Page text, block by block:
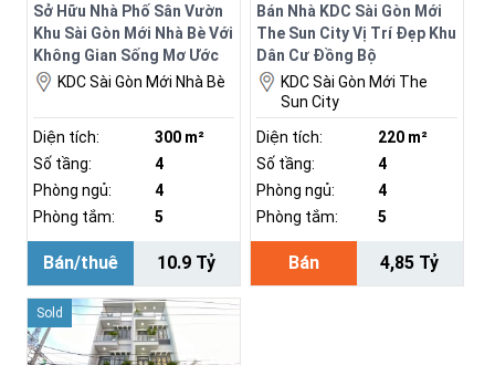
Sở Hữu Nhà Phố Sân Vườn
Khu Sài Gòn Mới Nhà Bè Với
Không Gian Sống Mơ Ước
22m x 13m
KDC Sài Gòn Mới Nhà Bè
Diện tích:
300 m²
Số tầng:
4
Phòng ngủ:
4
Phòng tắm:
5
Bán/thuê 10.9 Tỷ
Bán Nhà KDC Sài Gòn Mới
The Sun City Vị Trí Đẹp Khu
Dân Cư Đồng Bộ
KDC Sài Gòn Mới The
Sun City
Diện tích:
220 m²
Số tầng:
4
Phòng ngủ:
4
Phòng tắm:
5
Bán 4,85 Tỷ
Sold